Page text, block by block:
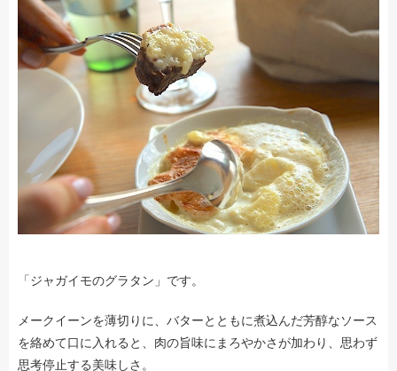
「ジャガイモのグラタン」です。
メークイーンを薄切りに、バターとともに煮込んだ芳醇なソース
を絡めて口に入れると、肉の旨味にまろやかさが加わり、思わず
思考停止する美味しさ。